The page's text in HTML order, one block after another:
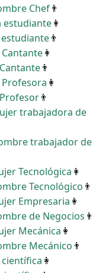
Chef👨
estudiante👩
👨
👩
👨
👩
👨
trabajadora de
trabajador de
Tecnológica 👩
Tecnológico 👨
Empresaria 👩
de Negocios 👨
Mecánica 👩
Mecánico 👨
👩